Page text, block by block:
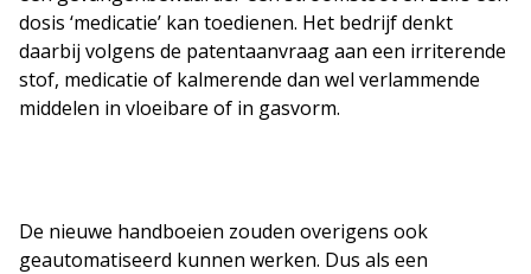
dosis ‘medicatie’ kan toedienen. Het bedrijf denkt
daarbij volgens de patentaanvraag aan een irriterende
stof, medicatie of kalmerende dan wel verlammende
middelen in vloeibare of in gasvorm.
De nieuwe handboeien zouden overigens ook
geautomatiseerd kunnen werken. Dus als een